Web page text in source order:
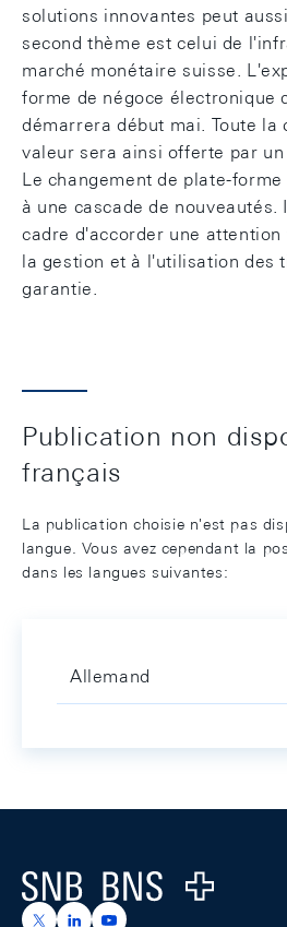
solutions innovantes peut
second thème est celui de
marché monétaire suisse.
forme de négoce électronique
démarrera début mai. Toute la
valeur sera ainsi offerte par
Le changement de plate-
à une cascade de nouveautés.
cadre d'accorder une
la gestion et à l'utilisation des
garantie.
Publication non
français
La publication choisie n'est pas
langue. Vous avez cependant la
dans les langues suivantes:
Allemand
Logo
https://x.com/snb_bns
https://ch.linkedin.com/
https://